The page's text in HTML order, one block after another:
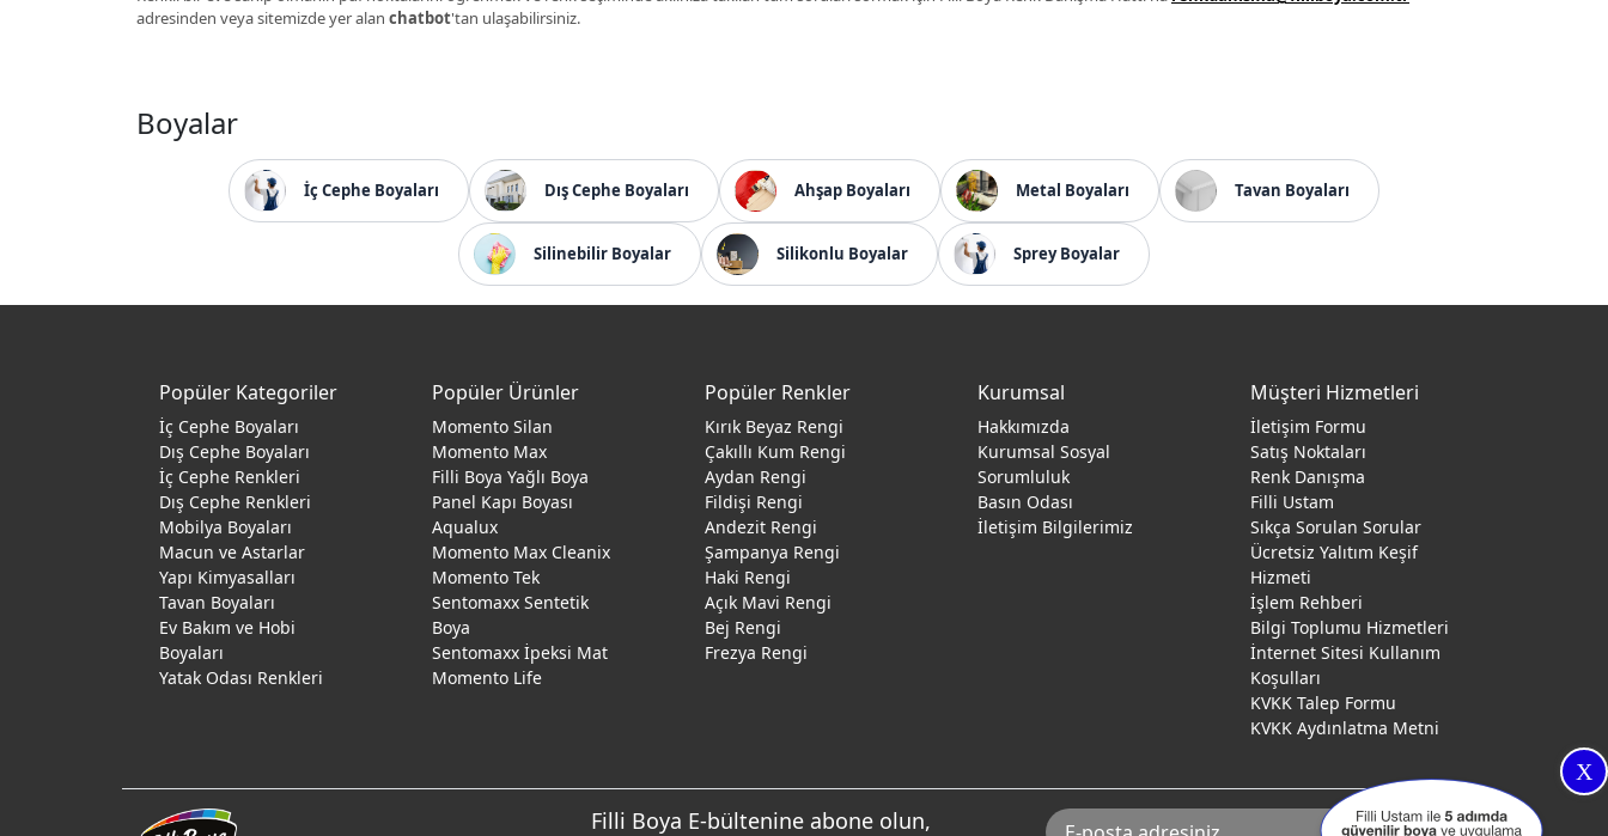
adresinden veya sitemizde yer alan chatbot'tan ulaşabilirsiniz.
Boyalar
İç Cephe Boyaları Dış Cephe Boyaları Ahşap Boyaları Metal Boyaları Tavan Boyaları
Silinebilir Boyalar Silikonlu Boyalar Sprey Boyalar
X
Popüler Kategoriler
İç Cephe Boyaları
Dış Cephe Boyaları
İç Cephe Renkleri
Dış Cephe Renkleri
Mobilya Boyaları
Macun ve Astarlar
Yapı Kimyasalları
Tavan Boyaları
Ev Bakım ve Hobi
Boyaları
Yatak Odası Renkleri
Popüler Ürünler
Momento Silan
Momento Max
Filli Boya Yağlı Boya
Panel Kapı Boyası
Aqualux
Momento Max Cleanix
Momento Tek
Sentomaxx Sentetik
Boya
Sentomaxx İpeksi Mat
Momento Life
Popüler Renkler
Kırık Beyaz Rengi
Çakıllı Kum Rengi
Aydan Rengi
Fildişi Rengi
Andezit Rengi
Şampanya Rengi
Haki Rengi
Açık Mavi Rengi
Bej Rengi
Frezya Rengi
Kurumsal
Hakkımızda
Kurumsal Sosyal
Sorumluluk
Basın Odası
İletişim Bilgilerimiz
Müşteri Hizmetleri
İletişim Formu
Satış Noktaları
Renk Danışma
Filli Ustam
Sıkça Sorulan Sorular
Ücretsiz Yalıtım Keşif
Hizmeti
İşlem Rehberi
Bilgi Toplumu Hizmetleri
İnternet Sitesi Kullanım
Koşulları
KVKK Talep Formu
KVKK Aydınlatma Metni
Filli Boya E-bültenine abone olun,